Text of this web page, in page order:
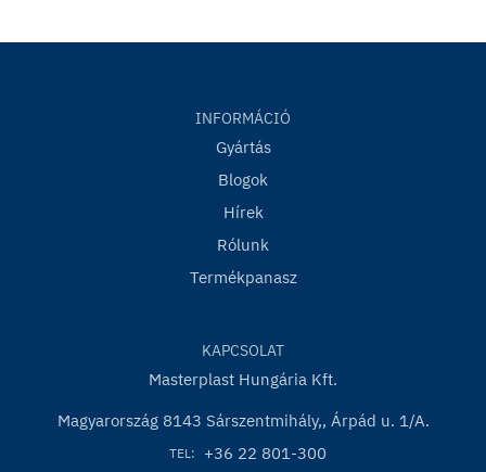
INFORMÁCIÓ
Gyártás
Blogok
Hírek
Rólunk
Termékpanasz
KAPCSOLAT
Masterplast Hungária Kft.
Magyarország 8143 Sárszentmihály,, Árpád u. 1/A.
TEL: +36 22 801-300